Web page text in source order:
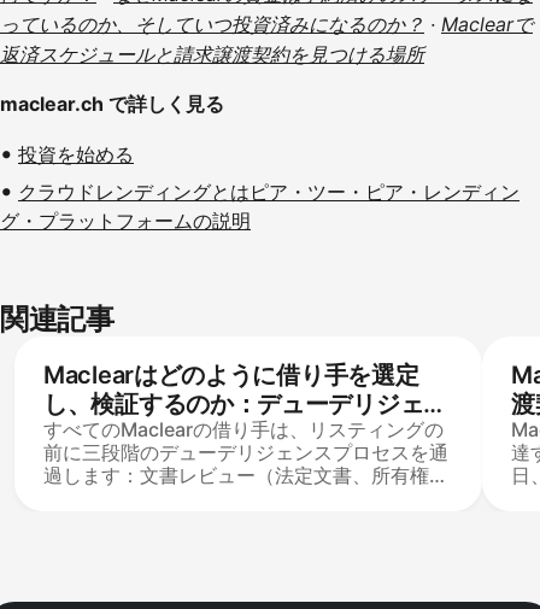
っているのか、そしていつ投資済みになるのか？ · Maclearで
返済スケジュールと請求譲渡契約を見つける場所
maclear.ch で詳しく見る
投資を始める
クラウドレンディングとはピア・ツー・ピア・レンディン
グ・プラットフォームの説明
関連記事
Maclearはどのように借り手を選定
し、検証するのか：デューデリジェン
スプロセスとリスティング基準
すべてのMaclearの借り手は、リスティングの
前に三段階のデューデリジェンスプロセスを通
過します：文書レビュー（法定文書、所有権、
渡
達
日